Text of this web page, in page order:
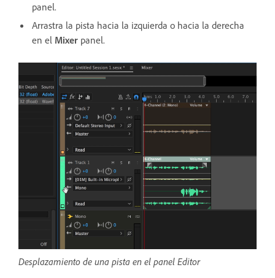
panel.
Arrastra la pista hacia la izquierda o hacia la derecha
en el Mixer panel.
Desplazamiento de una pista en el panel Editor